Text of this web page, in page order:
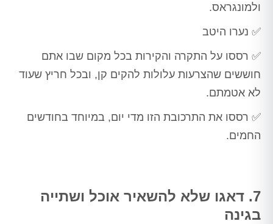
ולמונגראס.
✅ נערו היטב
✅ רססו על התקרה והקירות בכל מקום שבו אתם
חוששים שהצרעות עלולות להקים קן, ובכל חריץ שעוד
לא אטמתם.
✅ רססו את התרכובת הזו מדי יום, במיוחד בחודשים
החמים.
7. דאגו שלא להשאיר אוכל ושתייה
בגינה